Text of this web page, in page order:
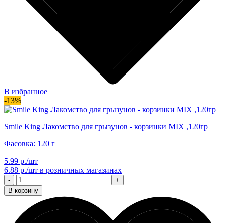
В избранное
-13%
Smile King Лакомство для грызунов - корзинки MIX ,120гр
Фасовка: 120 г
5.99 р./шт
6.88 р./шт в розничных магазинах
-
+
В корзину